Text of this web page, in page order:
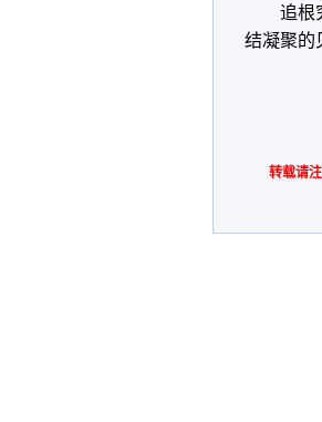
追根
结凝聚的
转载请